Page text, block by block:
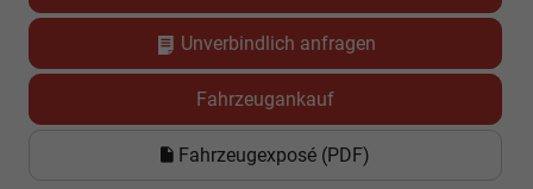
Unverbindlich anfragen
Fahrzeugankauf
Fahrzeugexposé (PDF)